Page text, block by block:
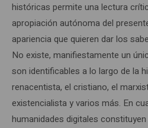
históricas permite una lectura
apropiación autónoma del
apariencia que quieren dar los
No existe, manifiestamente un
son identificables a lo largo de la
renacentista, el cristiano, el
existencialista y varios más. En
humanidades digitales